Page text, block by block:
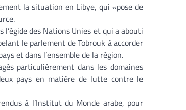
la situation en Libye, qui «pose de
des Nations Unies et qui a abouti
le parlement de Tobrouk à accorder
et dans l’ensemble de la région.
particulièrement dans les domaines
pays en matière de lutte contre le
à l’Institut du Monde arabe, pour